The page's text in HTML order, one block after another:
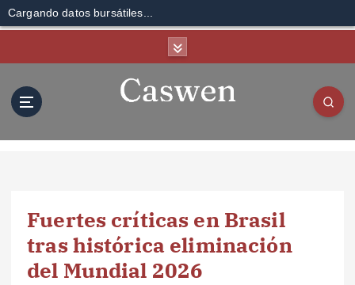
Cargando datos bursátiles...
Fuertes críticas en Brasil
tras histórica eliminación
del Mundial 2026